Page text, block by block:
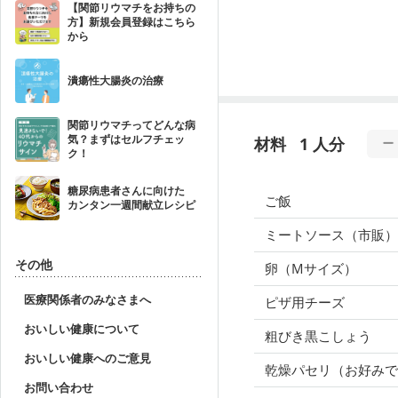
【関節リウマチをお持ちの
方】新規会員登録はこちら
から
潰瘍性大腸炎の治療
関節リウマチってどんな病
気？まずはセルフチェッ
ク！
糖尿病患者さんに向けた
カンタン一週間献立レシピ
その他
医療関係者のみなさまへ
おいしい健康について
おいしい健康へのご意見
お問い合わせ
材料 1 人分
ご飯
ミートソース（市販）
卵（Mサイズ）
ピザ用チーズ
粗びき黒こしょう
乾燥パセリ（お好み